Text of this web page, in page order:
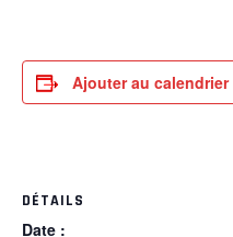
Ajouter au calendrier
DÉTAILS
Date :